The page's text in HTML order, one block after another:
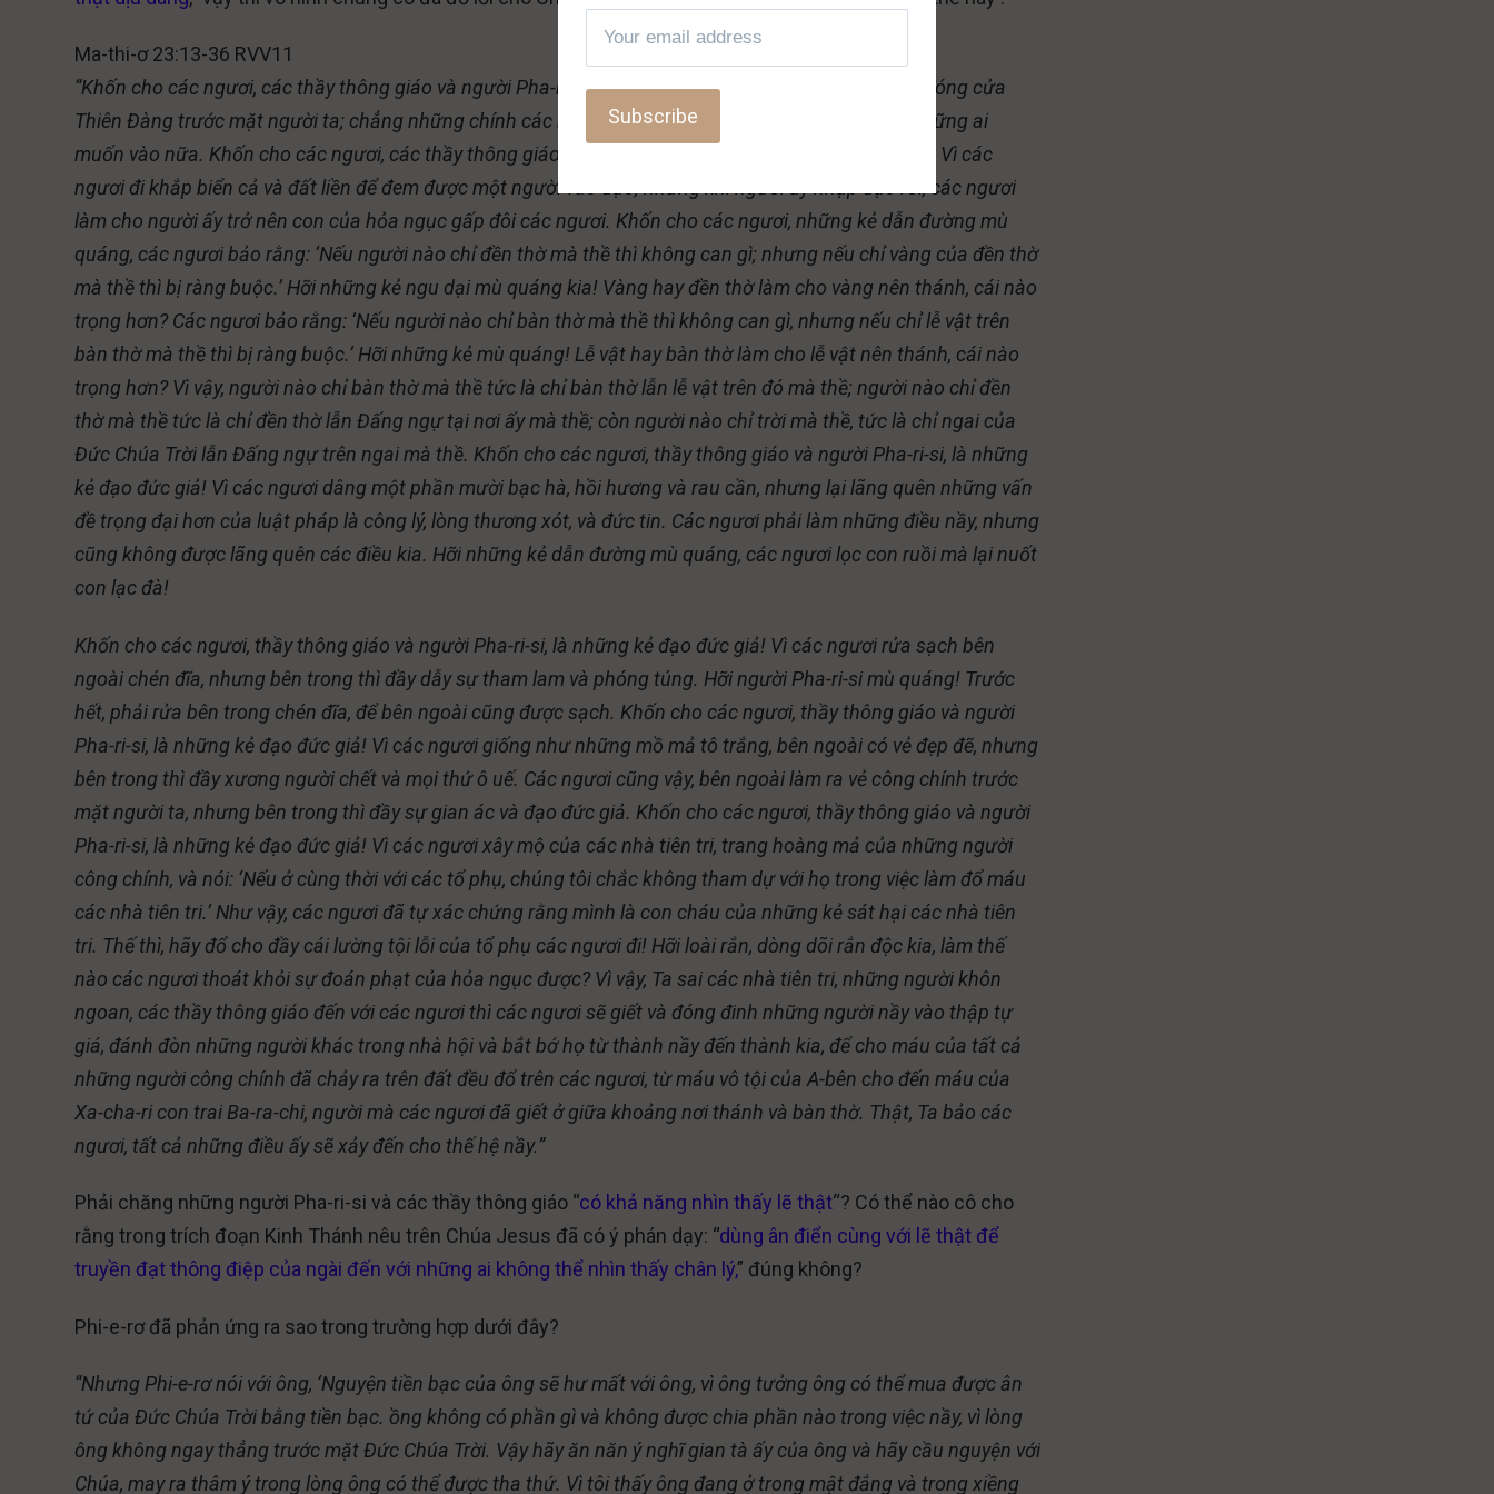
Ma-thi-ơ 23:13-36 RVV11
“Khốn cho các ngươi, các thầy thông giáo và người Pha-ri-si, là những kẻ đạo đức giả! Vì các ngươi đóng cửa
Thiên Đàng trước mặt người ta; chẳng những chính các ngươi đã không vào mà lại còn ngăn cản những ai
muốn vào nữa. Khốn cho các ngươi, các thầy thông giáo và người Pha-ri-si, là những kẻ đạo đức giả! Vì các
ngươi đi khắp biển cả và đất liền để đem được một người vào đạo; nhưng khi người ấy nhập đạo rồi, các ngươi
làm cho người ấy trở nên con của hỏa ngục gấp đôi các ngươi. Khốn cho các ngươi, những kẻ dẫn đường mù
quáng, các ngươi bảo rằng: ‘Nếu người nào chỉ đền thờ mà thề thì không can gì; nhưng nếu chỉ vàng của đền thờ
mà thề thì bị ràng buộc.’ Hỡi những kẻ ngu dại mù quáng kia! Vàng hay đền thờ làm cho vàng nên thánh, cái nào
trọng hơn? Các ngươi bảo rằng: ‘Nếu người nào chỉ bàn thờ mà thề thì không can gì, nhưng nếu chỉ lễ vật trên
bàn thờ mà thề thì bị ràng buộc.’ Hỡi những kẻ mù quáng! Lễ vật hay bàn thờ làm cho lễ vật nên thánh, cái nào
trọng hơn? Vì vậy, người nào chỉ bàn thờ mà thề tức là chỉ bàn thờ lẫn lễ vật trên đó mà thề; người nào chỉ đền
thờ mà thề tức là chỉ đền thờ lẫn Đấng ngự tại nơi ấy mà thề; còn người nào chỉ trời mà thề, tức là chỉ ngai của
Đức Chúa Trời lẫn Đấng ngự trên ngai mà thề. Khốn cho các ngươi, thầy thông giáo và người Pha-ri-si, là những
kẻ đạo đức giả! Vì các ngươi dâng một phần mười bạc hà, hồi hương và rau cần, nhưng lại lãng quên những vấn
đề trọng đại hơn của luật pháp là công lý, lòng thương xót, và đức tin. Các ngươi phải làm những điều nầy, nhưng
cũng không được lãng quên các điều kia. Hỡi những kẻ dẫn đường mù quáng, các ngươi lọc con ruồi mà lại nuốt
con lạc đà!
Khốn cho các ngươi, thầy thông giáo và người Pha-ri-si, là những kẻ đạo đức giả! Vì các ngươi rửa sạch bên
ngoài chén đĩa, nhưng bên trong thì đầy dẫy sự tham lam và phóng túng. Hỡi người Pha-ri-si mù quáng! Trước
hết, phải rửa bên trong chén đĩa, để bên ngoài cũng được sạch. Khốn cho các ngươi, thầy thông giáo và người
Pha-ri-si, là những kẻ đạo đức giả! Vì các ngươi giống như những mồ mả tô trắng, bên ngoài có vẻ đẹp đẽ, nhưng
bên trong thì đầy xương người chết và mọi thứ ô uế. Các ngươi cũng vậy, bên ngoài làm ra vẻ công chính trước
mặt người ta, nhưng bên trong thì đầy sự gian ác và đạo đức giả. Khốn cho các ngươi, thầy thông giáo và người
Pha-ri-si, là những kẻ đạo đức giả! Vì các ngươi xây mộ của các nhà tiên tri, trang hoàng mả của những người
công chính, và nói: ‘Nếu ở cùng thời với các tổ phụ, chúng tôi chắc không tham dự với họ trong việc làm đổ máu
các nhà tiên tri.’ Như vậy, các ngươi đã tự xác chứng rằng mình là con cháu của những kẻ sát hại các nhà tiên
tri. Thế thì, hãy đổ cho đầy cái lường tội lỗi của tổ phụ các ngươi đi! Hỡi loài rắn, dòng dõi rắn độc kia, làm thế
nào các ngươi thoát khỏi sự đoán phạt của hỏa ngục được? Vì vậy, Ta sai các nhà tiên tri, những người khôn
ngoan, các thầy thông giáo đến với các ngươi thì các ngươi sẽ giết và đóng đinh những người nầy vào thập tự
giá, đánh đòn những người khác trong nhà hội và bắt bớ họ từ thành nầy đến thành kia, để cho máu của tất cả
những người công chính đã chảy ra trên đất đều đổ trên các ngươi, từ máu vô tội của A-bên cho đến máu của
Xa-cha-ri con trai Ba-ra-chi, người mà các ngươi đã giết ở giữa khoảng nơi thánh và bàn thờ. Thật, Ta bảo các
ngươi, tất cả những điều ấy sẽ xảy đến cho thế hệ nầy.”
Phải chăng những người Pha-ri-si và các thầy thông giáo “có khả năng nhìn thấy lẽ thật“? Có thể nào cô cho
rằng trong trích đoạn Kinh Thánh nêu trên Chúa Jesus đã có ý phán dạy: “dùng ân điển cùng với lẽ thật để
truyền đạt thông điệp của ngài đến với những ai không thể nhìn thấy chân lý,” đúng không?
Phi-e-rơ đã phản ứng ra sao trong trường hợp dưới đây?
“Nhưng Phi-e-rơ nói với ông, ‘Nguyện tiền bạc của ông sẽ hư mất với ông, vì ông tưởng ông có thể mua được ân
tứ của Ðức Chúa Trời bằng tiền bạc. ồng không có phần gì và không được chia phần nào trong việc nầy, vì lòng
ông không ngay thẳng trước mặt Ðức Chúa Trời. Vậy hãy ăn năn ý nghĩ gian tà ấy của ông và hãy cầu nguyện với
Chúa, may ra thâm ý trong lòng ông có thể được tha thứ. Vì tôi thấy ông đang ở trong mật đắng và trong xiềng